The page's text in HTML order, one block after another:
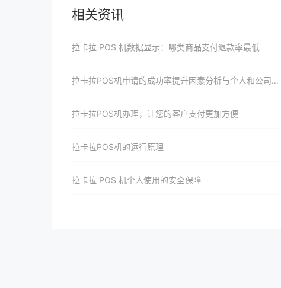
相关资讯
拉卡拉 POS 机数据显示：哪类商品支付退款率最低
拉卡拉POS机申请的成功率提升因素分析与个人和公司的应对策略
拉卡拉POS机办理，让您的客户支付更加方便
拉卡拉POS机的运行原理
拉卡拉 POS 机个人使用的安全保障